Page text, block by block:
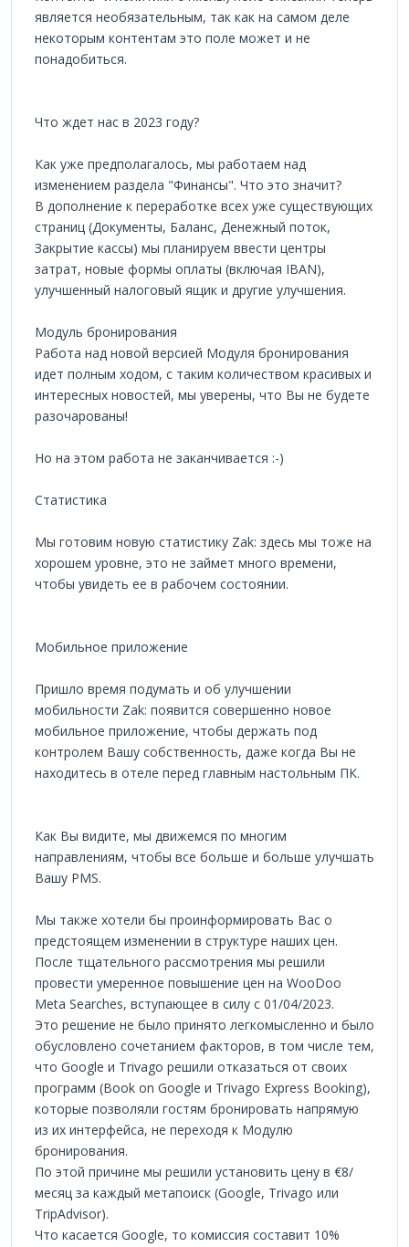
является необязательным, так как на самом деле
некоторым контентам это поле может и не
понадобиться.
Что ждет нас в 2023 году?
Как уже предполагалось, мы работаем над
изменением раздела "Финансы". Что это значит?
В дополнение к переработке всех уже существующих
страниц (Документы, Баланс, Денежный поток,
Закрытие кассы) мы планируем ввести центры
затрат, новые формы оплаты (включая IBAN),
улучшенный налоговый ящик и другие улучшения.
Модуль бронирования
Работа над новой версией Модуля бронирования
идет полным ходом, с таким количеством красивых и
интересных новостей, мы уверены, что Вы не будете
разочарованы!
Но на этом работа не заканчивается :-)
Статистика
Мы готовим новую статистику Zak: здесь мы тоже на
хорошем уровне, это не займет много времени,
чтобы увидеть ее в рабочем состоянии.
Мобильное приложение
Пришло время подумать и об улучшении
мобильности Zak: появится совершенно новое
мобильное приложение, чтобы держать под
контролем Вашу собственность, даже когда Вы не
находитесь в отеле перед главным настольным ПК.
Как Вы видите, мы движемся по многим
направлениям, чтобы все больше и больше улучшать
Вашу PMS.
Мы также хотели бы проинформировать Вас о
предстоящем изменении в структуре наших цен.
После тщательного рассмотрения мы решили
провести умеренное повышение цен на WooDoo
Meta Searches, вступающее в силу с 01/04/2023.
Это решение не было принято легкомысленно и было
обусловлено сочетанием факторов, в том числе тем,
что Google и Trivago решили отказаться от своих
программ (Book on Google и Trivago Express Booking),
которые позволяли гостям бронировать напрямую
из их интерфейса, не переходя к Модулю
бронирования.
По этой причине мы решили установить цену в €8/
месяц за каждый метапоиск (Google, Trivago или
TripAdvisor).
Что касается Google, то комиссия составит 10%